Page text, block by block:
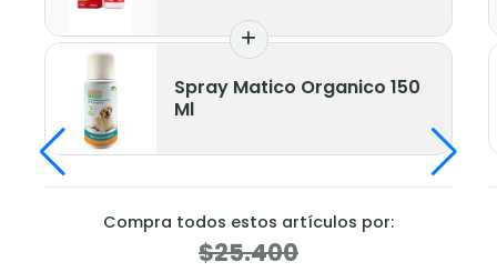
Spray Matico Organico 150
Ml
Compra todos estos artículos por:
$25.400